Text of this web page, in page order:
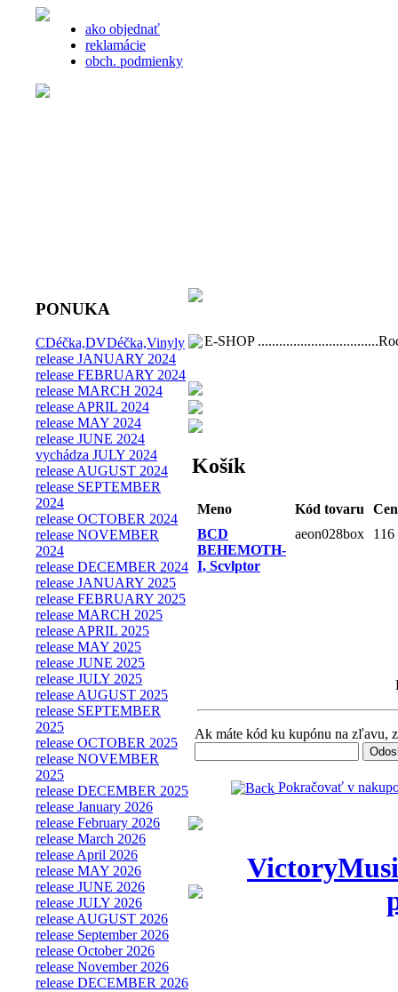
ako objednať
reklamácie
obch. podmienky
PONUKA
CDéčka,DVDéčka,Vinyly
release JANUARY 2024
release FEBRUARY 2024
release MARCH 2024
release APRIL 2024
release MAY 2024
release JUNE 2024
vychádza JULY 2024
release AUGUST 2024
release SEPTEMBER
2024
release OCTOBER 2024
release NOVEMBER
2024
release DECEMBER 2024
release JANUARY 2025
release FEBRUARY 2025
release MARCH 2025
release APRIL 2025
release MAY 2025
release JUNE 2025
release JULY 2025
release AUGUST 2025
release SEPTEMBER
2025
release OCTOBER 2025
release NOVEMBER
2025
release DECEMBER 2025
release January 2026
release February 2026
release March 2026
release April 2026
release MAY 2026
release JUNE 2026
release JULY 2026
release AUGUST 2026
release September 2026
release October 2026
release November 2026
release DECEMBER 2026
E-SHOP
Košík
Meno Kód tovaru
BCD
BEHEMOTH-
I, Scvlptor
aeon028box 116
Ak máte kód ku kupónu na zľavu,
Pokračovať v